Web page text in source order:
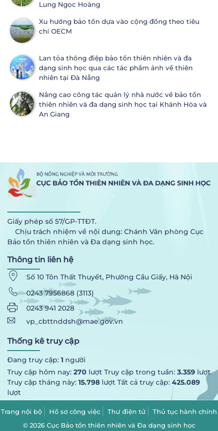
Lung Ngọc Hoàng
Xu hướng bảo tồn dựa vào cộng đồng theo tiêu
chí OECM
Lan tỏa thông điệp bảo tồn thiên nhiên và đa
dạng sinh học qua các tác phẩm ảnh về thiên
nhiên tại Đà Nẵng
Nâng cao công tác quản lý nhà nước về bảo tồn
thiên nhiên và đa dạng sinh học tại Khánh Hòa và
An Giang
Giấy phép số 57/GP-TTĐT.
Chịu trách nhiệm về nội dung: Chánh Văn phòng Cục
Bảo tồn thiên nhiên và Đa dạng sinh học.
Thông tin liên hệ
Số 10 Tôn Thất Thuyết, Phường Cầu Giấy, Hà Nội
0243 7956868 (3113)
0243 941 2028
vp_cbttnddsh@mae.gov.vn
Thống kê truy cập
Đang truy cập: 1 người
Truy cập hôm nay: 270 lượt Truy cập trong tuần: 3.359 lượt
Truy cập tháng này: 15.798 lượt Tất cả truy cập: 425.089
lượt
Trang nội bộ Hồ sơ công việc Thư điện tử
Thủ tục hành chính
© 2026 Cục Bảo tồn thiên nhiên và Đa dạng sinh học